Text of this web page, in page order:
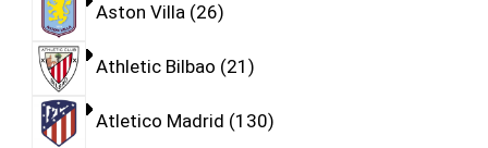
Aston Villa 26
Athletic Bilbao 21
Atletico Madrid 130